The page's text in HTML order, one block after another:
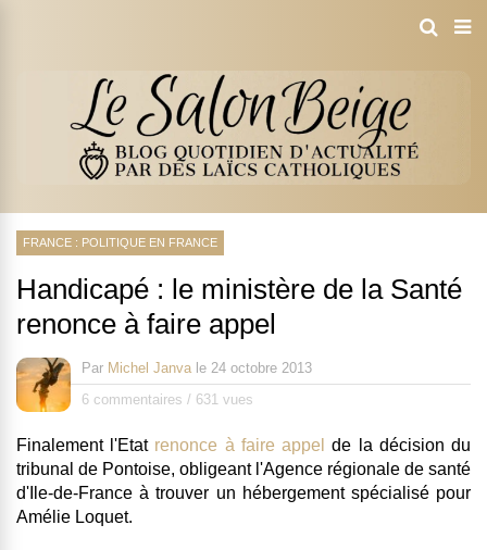
FRANCE : POLITIQUE EN FRANCE
Handicapé : le ministère de la Santé
renonce à faire appel
Par Michel Janva le 24 octobre 2013
6 commentaires / 631 vues
Finalement l'Etat renonce à faire appel
de la décision du
tribunal de Pontoise, obligeant l'Agence régionale de santé
d'Ile-de-France à trouver un hébergement spécialisé pour
Amélie Loquet.